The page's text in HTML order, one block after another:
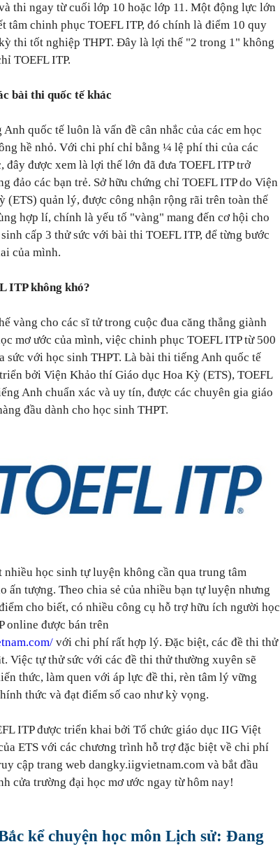
thi ngay từ cuối lớp 10 hoặc lớp 11. Một động lực lớn
tâm chinh phục TOEFL ITP, đó chính là điểm 10 quy
thi tốt nghiệp THPT. Đây là lợi thế "2 trong 1" không
TOEFL ITP.
bài thi quốc tế khác
quốc tế luôn là vấn đề cân nhắc của các em học
hề nhỏ. Với chi phí chỉ bằng ¼ lệ phí thi của các
đây được xem là lợi thế lớn đã đưa TOEFL ITP trở
đảo các bạn trẻ. Sở hữu chứng chỉ TOEFL ITP do Viện
(ETS) quản lý, được công nhận rộng rãi trên toàn thế
hợp lí, chính là yếu tố "vàng" mang đến cơ hội cho
cấp 3 thử sức với bài thi TOEFL ITP, để từng bước
của mình.
ITP không khó?
vàng cho các sĩ tử trong cuộc đua căng thẳng giành
mơ ước của mình, việc chinh phục TOEFL ITP từ 500
sức với học sinh THPT. Là bài thi tiếng Anh quốc tế
bởi Viện Khảo thí Giáo dục Hoa Kỳ (ETS), TOEFL
Anh chuẩn xác và uy tín, được các chuyên gia giáo
đầu dành cho học sinh THPT.
nhiều học sinh tự luyện không cần qua trung tâm
ấn tượng. Theo chia sẻ của nhiều bạn tự luyện nhưng
cho biết, có nhiều công cụ hỗ trợ hữu ích người học
online được bán trên
với chi phí rất hợp lý. Đặc biệt, các đề thi thử
Việc tự thử sức với các đề thi thử thường xuyên sẽ
thức, làm quen với áp lực đề thi, rèn tâm lý vững
thức và đạt điểm số cao như kỳ vọng.
ITP được triển khai bởi Tổ chức giáo dục IIG Việt
ETS với các chương trình hỗ trợ đặc biệt về chi phí
cập trang web dangky.iigvietnam.com và bắt đầu
cửa trường đại học mơ ước ngay từ hôm nay!
kể chuyện học môn Lịch sử: Đang